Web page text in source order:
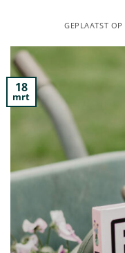
GEPLAATST OP
18
mrt